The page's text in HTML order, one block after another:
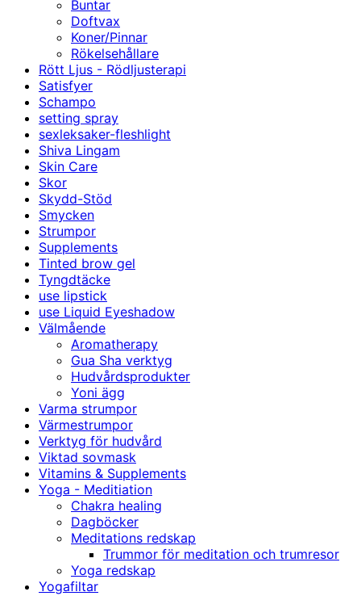
Buntar
Doftvax
Koner/Pinnar
Rökelsehållare
Rött Ljus - Rödljusterapi
Satisfyer
Schampo
setting spray
sexleksaker-fleshlight
Shiva Lingam
Skin Care
Skor
Skydd-Stöd
Smycken
Strumpor
Supplements
Tinted brow gel
Tyngdtäcke
use lipstick
use Liquid Eyeshadow
Välmående
Aromatherapy
Gua Sha verktyg
Hudvårdsprodukter
Yoni ägg
Varma strumpor
Värmestrumpor
Verktyg för hudvård
Viktad sovmask
Vitamins & Supplements
Yoga - Meditiation
Chakra healing
Dagböcker
Meditations redskap
Trummor för meditation och trumresor
Yoga redskap
Yogafiltar